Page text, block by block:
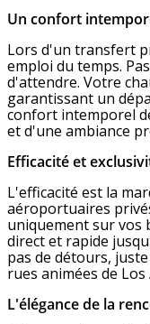
Un confort
Lors d'un transfert
emploi du temps.
d'attendre. Votre
garantissant un
confort intemporel
et d'une ambiance
Efficacité et
L'efficacité est la
aéroportuaires
uniquement sur vos
direct et rapide
pas de détours,
rues animées de Los
L'élégance de la